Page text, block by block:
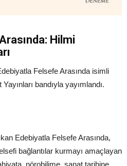
Hilmi
Felsefe Arasında isimli
bandıyla yayımlandı.
Edebiyatla Felsefe Arasında,
bağlantılar kurmayı amaçlayan
nörobilime, sanat tarihine